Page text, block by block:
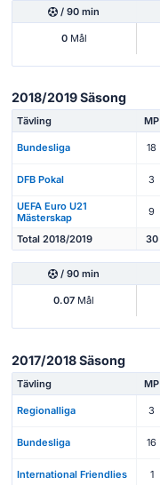
/ 90 min
0Mål
2018/2019 Säsong
Tävling MP
Bundesliga 18
DFB Pokal 3
UEFA Euro U21
Mästerskap
9
Total 2018/2019 30
/ 90 min
0.07 Mål
2017/2018 Säsong
Tävling MP
Regionalliga 3
Bundesliga 16
International Friendlies 1